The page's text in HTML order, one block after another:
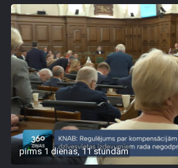
pirms 1 dienas, 11 stundām